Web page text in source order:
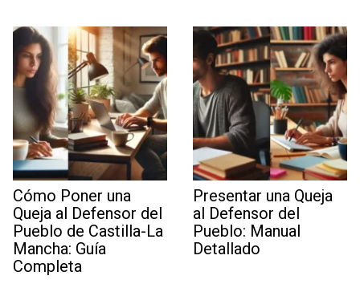
Cómo Poner una
Queja al Defensor del
Pueblo de Castilla-La
Mancha: Guía
Completa
Presentar una Queja
al Defensor del
Pueblo: Manual
Detallado